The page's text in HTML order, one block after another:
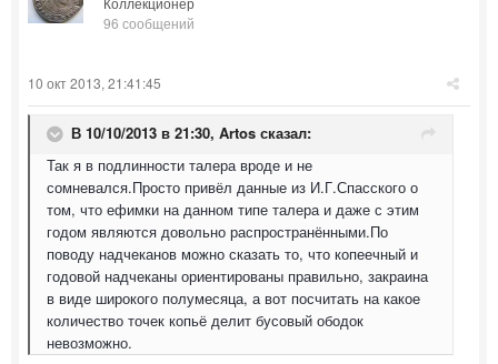
96 сообщений
10 окт 2013, 21:41:45
В 10/10/2013 в 21:30, Artos сказал:
Так я в подлинности талера вроде и не
сомневался.Просто привёл данные из И.Г.Спасского о
том, что ефимки на данном типе талера и даже с этим
годом являются довольно распространёнными.По
поводу надчеканов можно сказать то, что копеечный и
годовой надчеканы ориентированы правильно, закраина
в виде широкого полумесяца, а вот посчитать на какое
количество точек копьё делит бусовый ободок
невозможно.